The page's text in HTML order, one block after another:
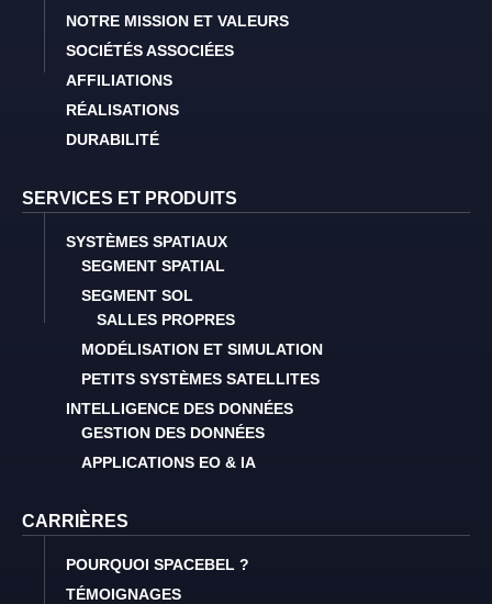
NOTRE MISSION ET VALEURS
SOCIÉTÉS ASSOCIÉES
AFFILIATIONS
RÉALISATIONS
DURABILITÉ
SERVICES ET PRODUITS
SYSTÈMES SPATIAUX
SEGMENT SPATIAL
SEGMENT SOL
SALLES PROPRES
MODÉLISATION ET SIMULATION
PETITS SYSTÈMES SATELLITES
INTELLIGENCE DES DONNÉES
GESTION DES DONNÉES
APPLICATIONS EO & IA
CARRIÈRES
POURQUOI SPACEBEL ?
TÉMOIGNAGES